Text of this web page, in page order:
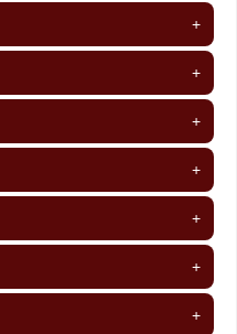
+
+
+
+
+
+
+